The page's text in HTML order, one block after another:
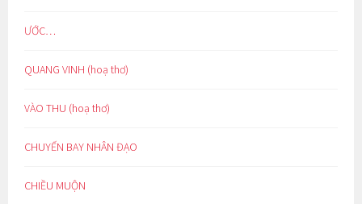
ƯỚC…
QUANG VINH (hoạ thơ)
VÀO THU (hoạ thơ)
CHUYẾN BAY NHÂN ĐẠO
CHIỀU MUỘN